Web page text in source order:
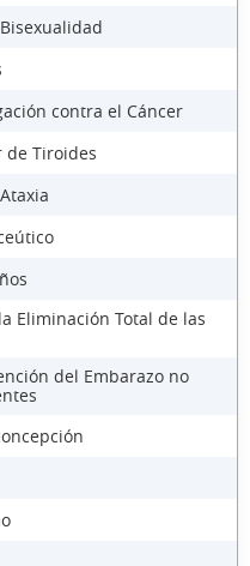
contra el Cáncer
de Tiroides
Eliminación Total de las
del Embarazo no